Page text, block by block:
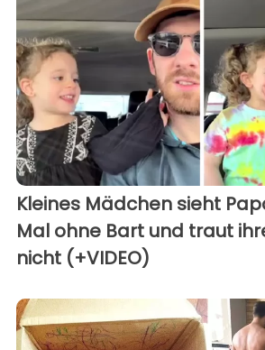
Kleines Mädchen sieht
Mal ohne Bart und traut
nicht (+VIDEO)